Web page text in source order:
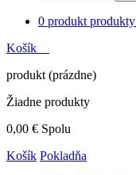
0 produkt produkty
Košík
produkt (prázdne)
Žiadne produkty
0,00 € Spolu
Košík Pokladňa